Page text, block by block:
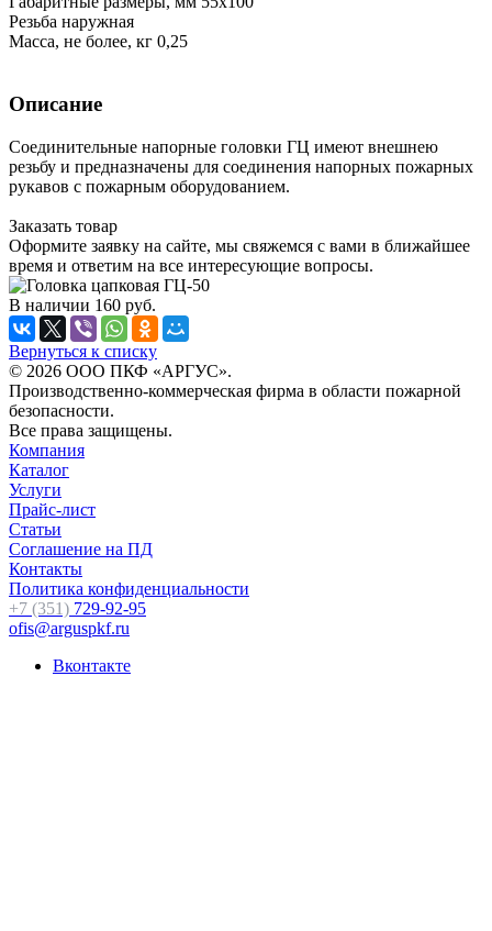
Резьба наружная
Масса, не более, кг 0,25
Описание
Соединительные напорные головки ГЦ имеют внешнею
резьбу и предназначены для соединения напорных пожарных
рукавов с пожарным оборудованием.
Заказать товар
Оформите заявку на сайте, мы свяжемся с вами в ближайшее
время и ответим на все интересующие вопросы.
В наличии 160 руб.
Вернуться к списку
© 2026 ООО ПКФ «АРГУС».
Производственно-коммерческая фирма в области пожарной
безопасности.
Все права защищены.
Компания
Каталог
Услуги
Прайс-лист
Статьи
Соглашение на ПД
Контакты
Политика конфиденциальности
+7 (351) 729-92-95
ofis@arguspkf.ru
Вконтакте